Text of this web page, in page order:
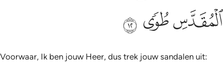
ﳁﳂ ﳃ
Voorwaar, Ik ben jouw Heer, dus trek jouw sandalen uit: